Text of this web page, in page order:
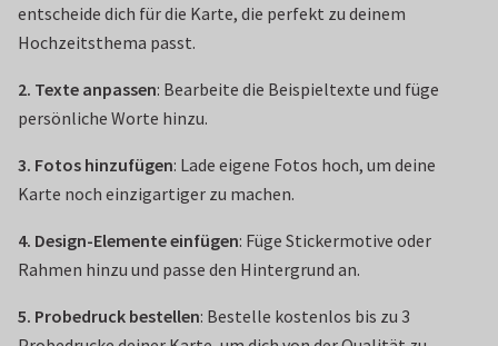
entscheide dich für die Karte, die perfekt zu deinem
Hochzeitsthema passt.
2. Texte anpassen: Bearbeite die Beispieltexte und füge
persönliche Worte hinzu.
3. Fotos hinzufügen: Lade eigene Fotos hoch, um deine
Karte noch einzigartiger zu machen.
4. Design-Elemente einfügen: Füge Stickermotive oder
Rahmen hinzu und passe den Hintergrund an.
5. Probedruck bestellen: Bestelle kostenlos bis zu 3